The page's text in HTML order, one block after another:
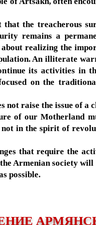
the treacherous
remains a
about realizing the
An illiterate
its activities in
on the
not raise the issue of a
of our Motherland
in the spirit of
that require the
Armenian society
possible.